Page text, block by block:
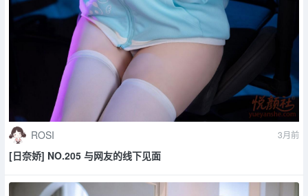
ROSI 3月前
[日奈娇] NO.205 与网友的线下见面